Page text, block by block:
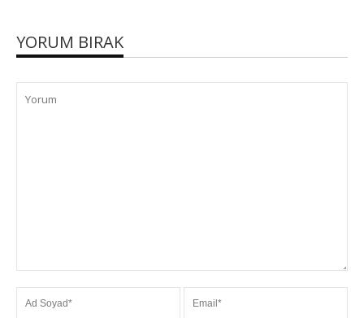
YORUM BIRAK